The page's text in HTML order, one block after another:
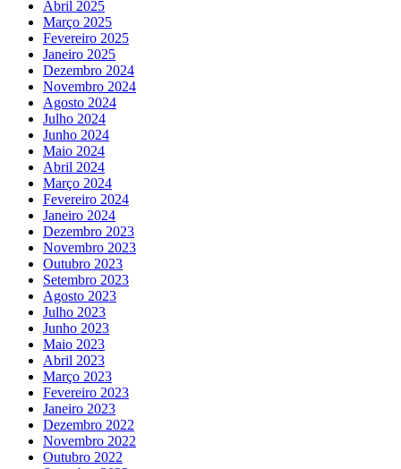
Abril 2025
Março 2025
Fevereiro 2025
Janeiro 2025
Dezembro 2024
Novembro 2024
Agosto 2024
Julho 2024
Junho 2024
Maio 2024
Abril 2024
Março 2024
Fevereiro 2024
Janeiro 2024
Dezembro 2023
Novembro 2023
Outubro 2023
Setembro 2023
Agosto 2023
Julho 2023
Junho 2023
Maio 2023
Abril 2023
Março 2023
Fevereiro 2023
Janeiro 2023
Dezembro 2022
Novembro 2022
Outubro 2022